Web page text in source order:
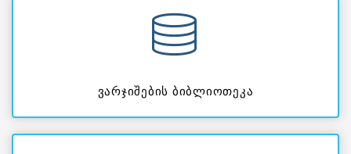
ვარჯიშების ბიბლიოთეკა